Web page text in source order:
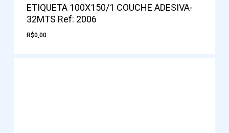
ETIQUETA 100X150/1 COUCHE ADESIVA-
32MTS Ref: 2006
R$0,00